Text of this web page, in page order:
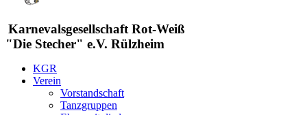
Karnevalsgesellschaft Rot-Weiß
"Die Stecher" e.V. Rülzheim
KGR
Verein
Vorstandschaft
Tanzgruppen